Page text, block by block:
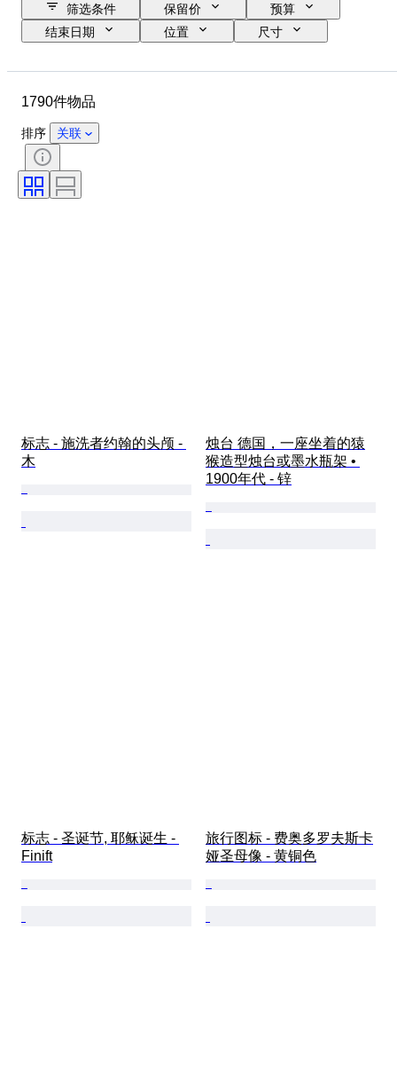
筛选条件 保留价
预算
结束日期
位置
尺寸
状态
课题
颜色
报时
表壳直径
1790件物品
排序 关联
标志 - 施洗者约翰的头颅 -
木
烛台 德国，一座坐着的猿
猴造型烛台或墨水瓶架 •
1900年代 - 锌
标志 - 圣诞节, 耶稣诞生 -
Finift
旅行图标 - 费奥多罗夫斯卡
娅圣母像 - 黄铜色